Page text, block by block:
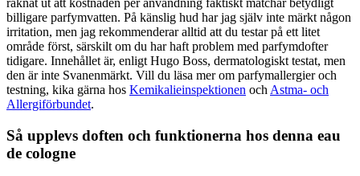
räknat ut att kostnaden per användning faktiskt matchar betydligt
billigare parfymvatten. På känslig hud har jag själv inte märkt någon
irritation, men jag rekommenderar alltid att du testar på ett litet
område först, särskilt om du har haft problem med parfymdofter
tidigare. Innehållet är, enligt Hugo Boss, dermatologiskt testat, men
den är inte Svanenmärkt. Vill du läsa mer om parfymallergier och
testning, kika gärna hos Kemikalieinspektionen och Astma- och
Allergiförbundet.
Så upplevs doften och funktionerna hos denna eau
de cologne